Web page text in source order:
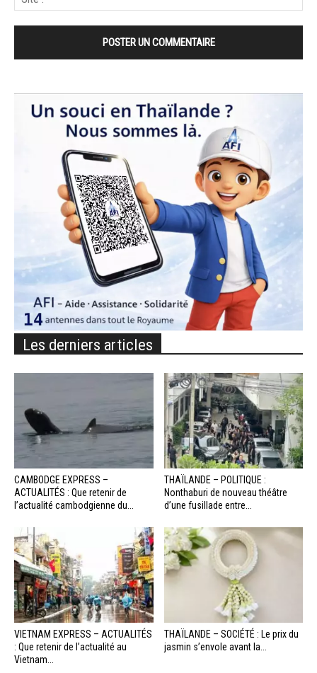
Les derniers articles
CAMBODGE EXPRESS –
ACTUALITÉS : Que retenir de
l’actualité cambodgienne du...
THAÏLANDE – POLITIQUE :
Nonthaburi de nouveau théâtre
d’une fusillade entre...
VIETNAM EXPRESS – ACTUALITÉS
: Que retenir de l’actualité au
Vietnam...
THAÏLANDE – SOCIÉTÉ : Le prix du
jasmin s’envole avant la...